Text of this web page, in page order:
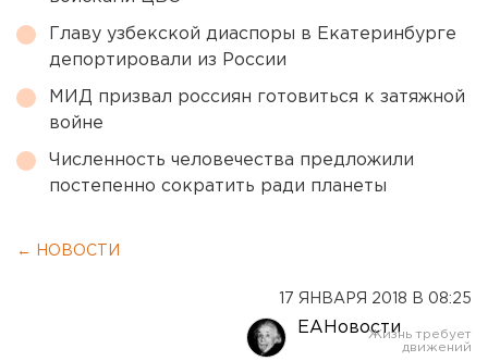
Главу узбекской диаспоры в Екатеринбурге
депортировали из России
МИД призвал россиян готовиться к затяжной
войне
Численность человечества предложили
постепенно сократить ради планеты
← НОВОСТИ
17 ЯНВАРЯ 2018 В 08:25
ЕАНовости